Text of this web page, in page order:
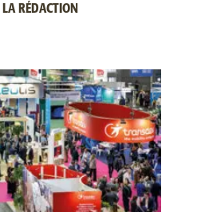
LA RÉDACTION